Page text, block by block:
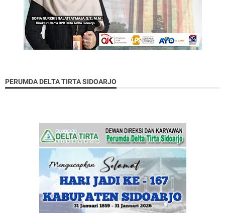
PERUMDA DELTA TIRTA SIDOARJO